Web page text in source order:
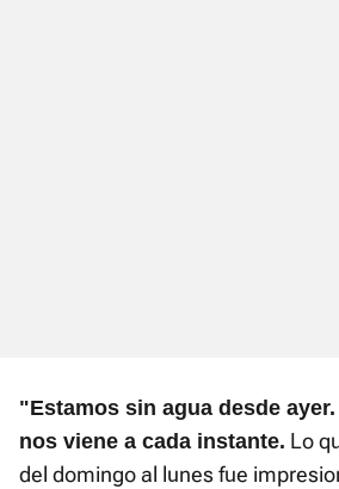
"Estamos sin agua desde
nos viene a cada instante. Lo
del domingo al lunes fue